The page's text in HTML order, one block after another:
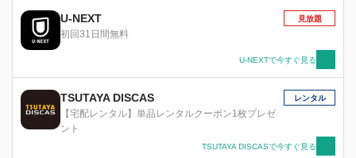
U-NEXT
初回31日間無料
見放題
U-NEXTで今すぐ見る
TSUTAYA DISCAS
【宅配レンタル】単品レンタルクーポン1枚プレゼ
ント
レンタル
TSUTAYA DISCASで今すぐ見る